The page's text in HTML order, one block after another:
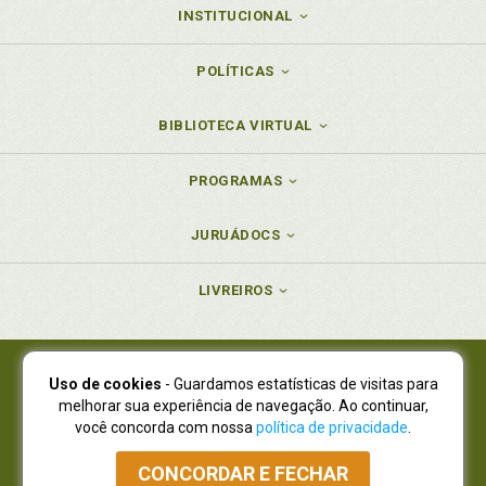
INSTITUCIONAL
POLÍTICAS
BIBLIOTECA VIRTUAL
PROGRAMAS
JURUÁDOCS
LIVREIROS
Juruá Editora Ltda., CNPJ 77.535.508/0001-19
Juruá Informática Ltda., CNPJ 01.701.561/0001-80
NOVO ENDEREÇO:R. Flávio Dallegrave, 7665, São Lourenço |
Curitiba - Paraná - CEP 82210-310
Atendimento: (41) 4009-3900|Vendas Atacado: (41) 4009-3939
Uso de cookies - Guardamos estatísticas de visitas para
melhorar sua experiência de navegação. Ao continuar,
você concorda com nossa política de privacidade
CONCORDAR E FECHAR